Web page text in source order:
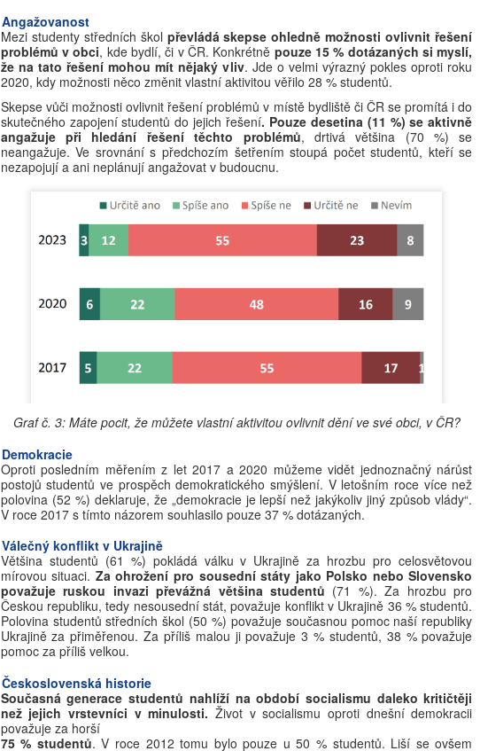
Angažovanost
Mezi studenty středních škol převládá skepse ohledně možnosti ovlivnit řešení
problémů v obci, kde bydlí, či v ČR. Konkrétně pouze 15 % dotázaných si myslí,
že na tato řešení mohou mít nějaký vliv. Jde o velmi výrazný pokles oproti roku
2020, kdy možnosti něco změnit vlastní aktivitou věřilo 28 % studentů.
Skepse vůči možnosti ovlivnit řešení problémů v místě bydliště či ČR se promítá i do
skutečného zapojení studentů do jejich řešení. Pouze desetina (11 %) se aktivně
angažuje při hledání řešení těchto problémů, drtivá většina (70 %) se
neangažuje. Ve srovnání s předchozím šetřením stoupá počet studentů, kteří se
nezapojují a ani neplánují angažovat v budoucnu.
Graf č. 3: Máte pocit, že můžete vlastní aktivitou ovlivnit dění ve své obci, v ČR?
Demokracie
Oproti posledním měřením z let 2017 a 2020 můžeme vidět jednoznačný nárůst
postojů studentů ve prospěch demokratického smýšlení. V letošním roce více než
polovina (52 %) deklaruje, že „demokracie je lepší než jakýkoliv jiný způsob vlády“.
V roce 2017 s tímto názorem souhlasilo pouze 37 % dotázaných.
Válečný konflikt v Ukrajině
Většina studentů (61 %) pokládá válku v Ukrajině za hrozbu pro celosvětovou
mírovou situaci. Za ohrožení pro sousední státy jako Polsko nebo Slovensko
považuje ruskou invazi převážná většina studentů (71 %). Za hrozbu pro
Českou republiku, tedy nesousední stát, považuje konflikt v Ukrajině 36 % studentů.
Polovina studentů středních škol (50 %) považuje současnou pomoc naší republiky
Ukrajině za přiměřenou. Za příliš malou ji považuje 3 % studentů, 38 % považuje
pomoc za příliš velkou.
Československá historie
Současná generace studentů nahlíží na období socialismu daleko kritičtěji
než jejich vrstevníci v minulosti. Život v socialismu oproti dnešní demokracii
považuje za horší
75 % studentů. V roce 2012 tomu bylo pouze u 50 % studentů. Liší se ovšem
Záznam workshopu Předávání informací z mateřské do základní školy
pod vedením Sandry Bejdákové a Kateřiny Dobruské. Workshop se
uskutečnil v rámci konference Jak podpořit plynulý přechod z mateřské
do základní školy dne 15. dubna 2026. Tato konference nabídla
odpovědi na otázky: Jaké jsou priority MŠMT pro nadcházející období?
Jak se na problematiku přechodu dětí z MŠ do ZŠ dívá ČŠI? Které
legislativní změny aktuálně ovlivňují školní praxi? A proč podporovat
adaptaci a kontinuitu vzdělávání?
4
k pedagogickému záměru
Současná debata o roli umělé inteligence (AI) ve vzdělávání
představuje kritický strategický moment, který zásadně přehodnocuje
všudypřítomnost velkých jazykových modelů (LLM) naráží na
bezprecedentní odpor rodičů i zákonodárců vůči digitálnímu přesycení.
výkonem úkolu a skutečným procesem učení. Zatímco AI dokáže
efektivně simulovat výsledek, skutečné vzdělávání vyžaduje cílený
pedagogický záměr, který vrací do centra pozornosti lidskou interakci
budoucnost nespočívá v kvantitě technologií, ale v jejich schopnosti
působit jako „zesilovač“ lidské inteligence, nikoli jako její náhrada. Tato
kterém se nedůvěra v technologie střetává s jejich nevyhnutelností.
Žijeme v době exponenciálního technologického skoku. Zatímco dříve
uvažování během několika týdnů. Jak v tomto chaosu vychovat
odolnou generaci a neztratit smysl života? Hostem rozhovoru First
Class je Mgr. Bohumil Kartous, Ph.D. – pedagog, publicista a prorektor
Vysoké školy ekonomie a managementu (VŠEM).
AUG
4
Tisková zpráva České konference rektorů k rozpočtu
veřejných VŠ 2027-2028
Veřejné vysoké školy v České republice v reakci na demografický vývoj
zvyšují počty nově přijatých studentů, ale současně sdílejí vážné